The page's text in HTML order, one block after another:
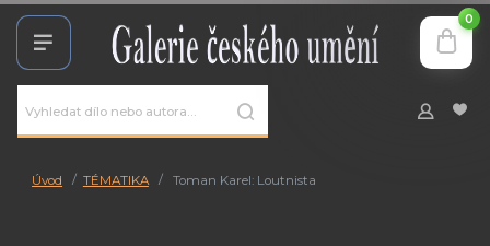
0
Úvod TÉMATIKA Toman Karel: Loutnista